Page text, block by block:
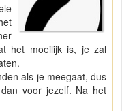
het moeilijk is, je zal
als je meegaat, dus
voor jezelf. Na het